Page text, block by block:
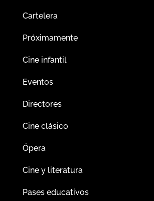
Cartelera
Próximamente
Cine infantil
Eventos
Directores
Cine clásico
Ópera
Cine y literatura
Pases educativos